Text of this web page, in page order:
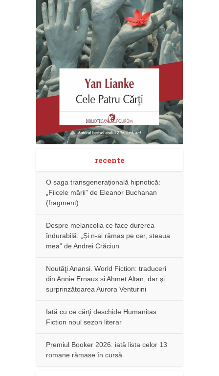
recente
O saga transgenerațională hipnotică:
„Fiicele mării” de Eleanor Buchanan
(fragment)
Despre melancolia ce face durerea
îndurabilă: „Și n-ai rămas pe cer, steaua
mea” de Andrei Crăciun
Noutăţi Anansi. World Fiction: traduceri
din Annie Ernaux și Ahmet Altan, dar şi
surprinzătoarea Aurora Venturini
Iată cu ce cărţi deschide Humanitas
Fiction noul sezon literar
Premiul Booker 2026: iată lista celor 13
romane rămase în cursă